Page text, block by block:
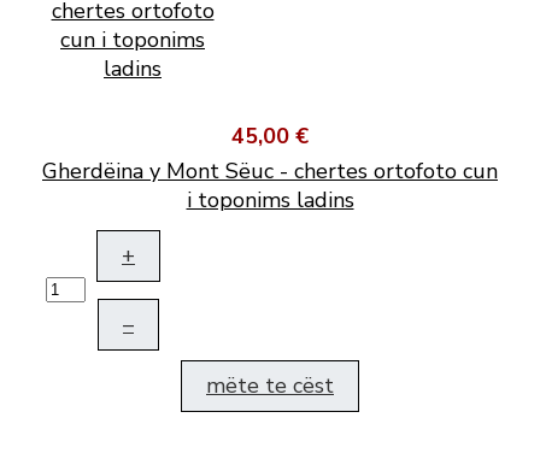
45,00 €
Gherdëina y Mont Sëuc - chertes ortofoto cun
i toponims ladins
+
–
mëte te cëst